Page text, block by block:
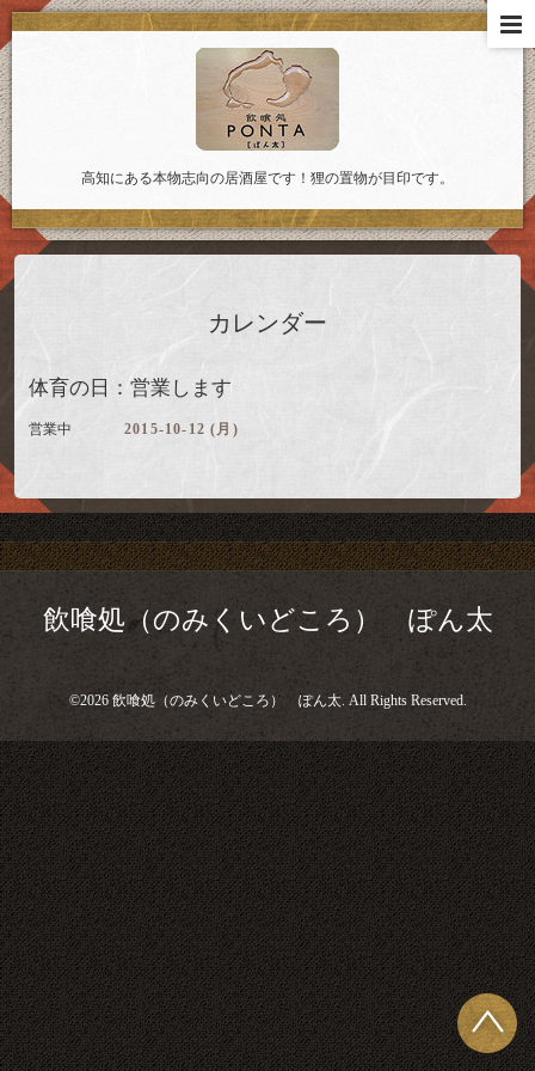
高知にある本物志向の居酒屋です！狸の置物が目印です。
カレンダー
体育の日：営業します
営業中 2015-10-12 (月)
飲喰処（のみくいどころ） ぽん太
©2026 飲喰処（のみくいどころ） ぽん太. All Rights Reserved.